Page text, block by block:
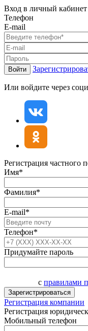
Вход в личный кабинет
Телефон
E-mail
Войти
Или войдите через
Регистрация частного
Имя*
Фамилия*
E-mail*
Телефон*
Придумайте пароль
с правилами
Зарегистрироваться
Регистрация компании
Регистрация
Мобильный телефон